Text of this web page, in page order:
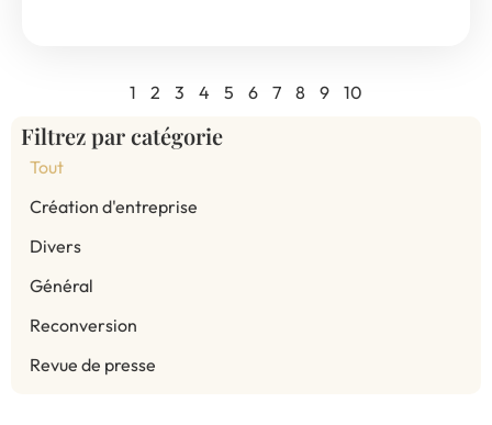
1 2 3 4 5 6 7 8 9 10
Filtrez par catégorie
Création d'entreprise
Divers
Général
Reconversion
Revue de presse
Tout